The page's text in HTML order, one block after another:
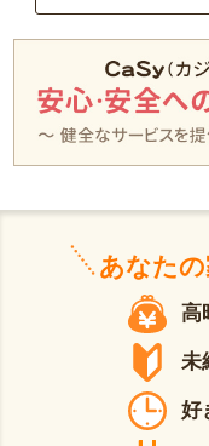
あなたの
高
未
好